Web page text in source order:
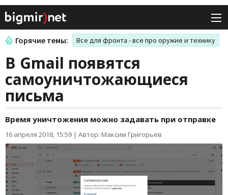
Горячие темы: Все для фронта - все про оружие и технику
В Gmail появятся
самоуничтожающиеся
письма
Время уничтожения можно задавать при отправке
16 апреля 2018, 15:59 | Автор: Максим Григорьев